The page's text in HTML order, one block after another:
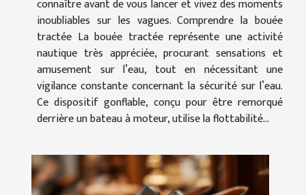
connaître avant de vous lancer et vivez des moments
inoubliables sur les vagues. Comprendre la bouée
tractée La bouée tractée représente une activité
nautique très appréciée, procurant sensations et
amusement sur l’eau, tout en nécessitant une
vigilance constante concernant la sécurité sur l’eau.
Ce dispositif gonflable, conçu pour être remorqué
derrière un bateau à moteur, utilise la flottabilité...